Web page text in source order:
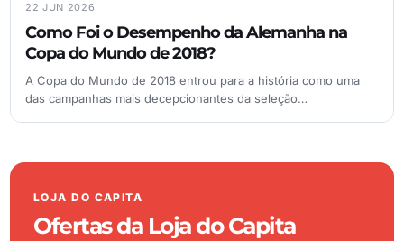
22 JUN 2026
Como Foi o Desempenho da Alemanha na
Copa do Mundo de 2018?
A Copa do Mundo de 2018 entrou para a história como uma
das campanhas mais decepcionantes da seleção…
LOJA DO CAPITA
Ofertas da Loja do Capita